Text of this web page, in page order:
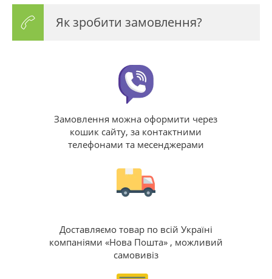
Як зробити замовлення?
Замовлення можна оформити через
кошик сайту, за контактними
телефонами та месенджерами
Доставляємо товар по всій Україні
компаніями «Нова Пошта» , можливий
самовивіз